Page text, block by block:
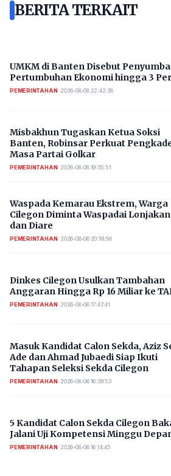
BERITA TERKAIT
UMKM di Banten Disebut
Pertumbuhan Ekonomi hingga 3
PEMERINTAHAN• 2026-08-08 22:42:38
Misbakhun Tugaskan Ketua Soksi
Banten, Robinsar Perkuat
Masa Partai Golkar
PEMERINTAHAN• 2026-08-08 19:35:51
Waspada Kemarau Ekstrem, Warga
Cilegon Diminta Waspadai Lonjakan
dan Diare
PEMERINTAHAN• 2026-08-06 20:19:56
Dinkes Cilegon Usulkan Tambahan
Anggaran Hingga Rp 16 Miliar ke
PEMERINTAHAN• 2026-08-06 17:47:41
Masuk Kandidat Calon Sekda, Aziz
Ade dan Ahmad Jubaedi Siap Ikuti
Tahapan Seleksi Sekda Cilegon
PEMERINTAHAN• 2026-08-06 16:39:53
5 Kandidat Calon Sekda Cilegon
Jalani Uji Kompetensi Minggu
PEMERINTAHAN• 2026-08-06 16:14:45